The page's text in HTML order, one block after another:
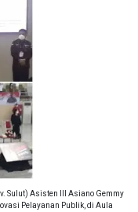
Sulut) Asisten III Asiano Gemmy
Pelayanan Publik, di Aula